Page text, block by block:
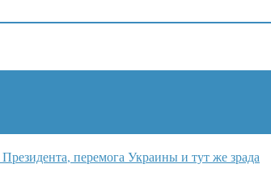
перемога Украины и тут же зрада